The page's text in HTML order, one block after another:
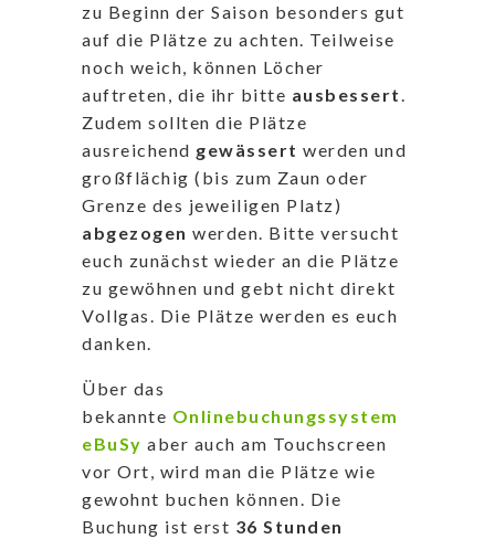
zu Beginn der Saison besonders gut
auf die Plätze zu achten. Teilweise
noch weich, können Löcher
auftreten, die ihr bitte ausbessert.
Zudem sollten die Plätze
ausreichend gewässert werden und
großflächig (bis zum Zaun oder
Grenze des jeweiligen Platz)
abgezogen werden. Bitte versucht
euch zunächst wieder an die Plätze
zu gewöhnen und gebt nicht direkt
Vollgas. Die Plätze werden es euch
danken.
Über das
bekannte Onlinebuchungssystem
eBuSy aber auch am Touchscreen
vor Ort, wird man die Plätze wie
gewohnt buchen können. Die
Buchung ist erst 36 Stunden